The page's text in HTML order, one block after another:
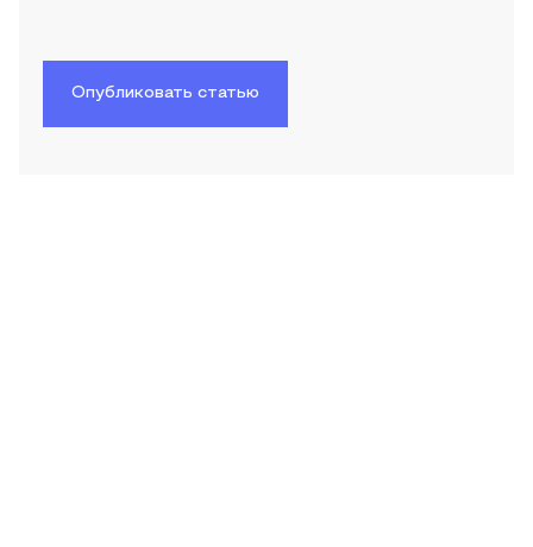
Опубликовать статью